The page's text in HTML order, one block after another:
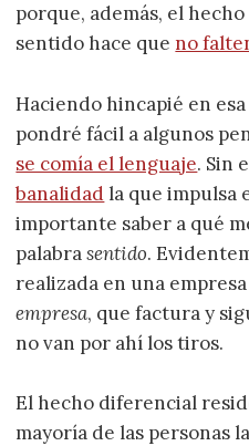
porque, además, el
sentido hace queno
Haciendo hincapié en
pondré fácil a algunos
se comía el lenguaje. Sin
banalidadla que impulsa
importante saber a qué
palabrasentido.
realizada en una
empresa, que factura y
no van por ahí los tiros.
El hecho diferencial
mayoría de las personas